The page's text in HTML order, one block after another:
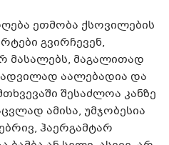
ეთმობა ქსოვილების
გვირჩევენ,
მასალებს, მაგალითად
აალებადია და
შესაძლოა კანზე
ამისა, უმჯობესია
ჰაერგამტარ